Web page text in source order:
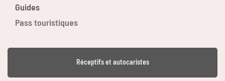
Guides
Pass touristiques
Réceptifs et autocaristes